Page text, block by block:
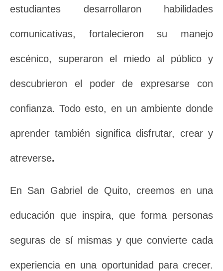
estudiantes desarrollaron habilidades
comunicativas, fortalecieron su manejo
escénico, superaron el miedo al público y
descubrieron el poder de expresarse con
confianza. Todo esto, en un ambiente donde
aprender también significa disfrutar, crear y
atreverse.
En San Gabriel de Quito, creemos en una
educación que inspira, que forma personas
seguras de sí mismas y que convierte cada
experiencia en una oportunidad para crecer.